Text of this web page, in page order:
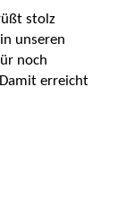
stolz
unseren
noch
erreicht